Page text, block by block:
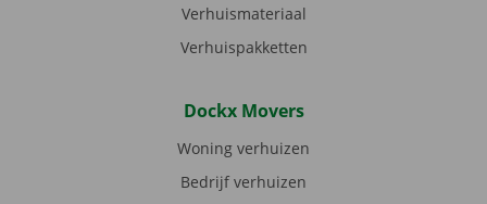
Verhuismateriaal
Verhuispakketten
Dockx Movers
Woning verhuizen
Bedrijf verhuizen